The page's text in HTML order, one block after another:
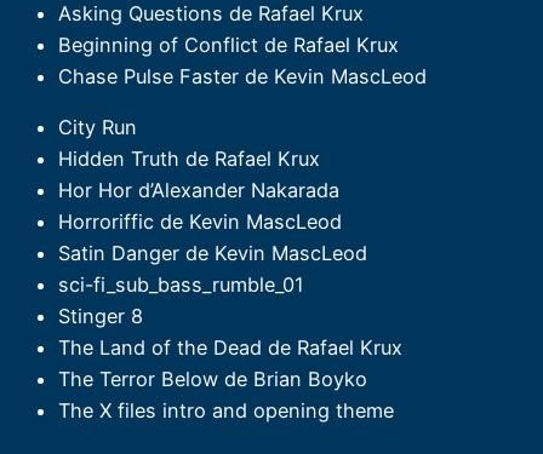
Asking Questions de Rafael Krux
Beginning of Conflict de Rafael Krux
Chase Pulse Faster de Kevin MascLeod
City Run
Hidden Truth de Rafael Krux
Hor Hor d’Alexander Nakarada
Horroriffic de Kevin MascLeod
Satin Danger de Kevin MascLeod
sci-fi_sub_bass_rumble_01
Stinger 8
The Land of the Dead de Rafael Krux
The Terror Below de Brian Boyko
The X files intro and opening theme